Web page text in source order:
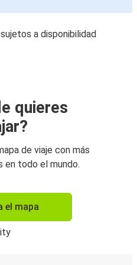
a disponibilidad
quieres
de viaje con más
en todo el mundo.
el mapa